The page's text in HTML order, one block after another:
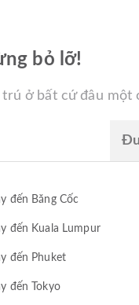
bỏ lỡ!
ở bất cứ đâu một
đến Băng Cốc
đến Kuala Lumpur
đến Phuket
đến Tokyo